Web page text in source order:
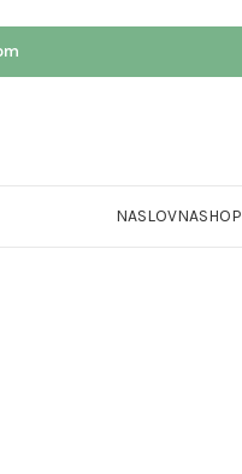
NASLOVNASHOP